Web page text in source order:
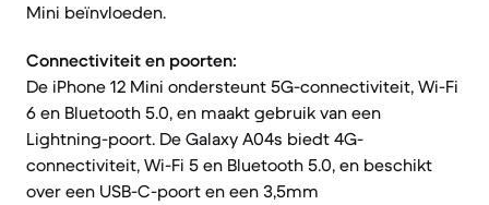
Mini beïnvloeden.
Connectiviteit en poorten:
De iPhone 12 Mini ondersteunt 5G-connectiviteit, Wi-Fi
6 en Bluetooth 5.0, en maakt gebruik van een
Lightning-poort. De Galaxy A04s biedt 4G-
connectiviteit, Wi-Fi 5 en Bluetooth 5.0, en beschikt
over een USB-C-poort en een 3,5mm